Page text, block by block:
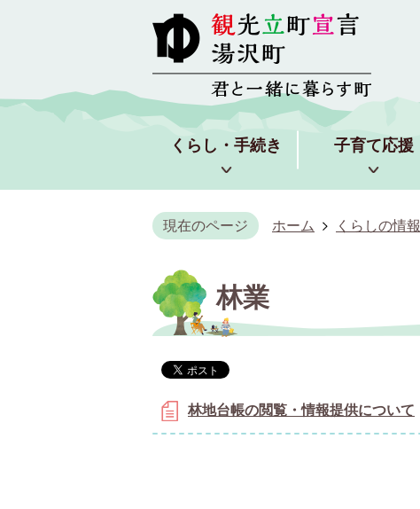
くらし・手続き 子育て応援
現在のページ ホーム くらしの情報
林業
林地台帳の閲覧・情報提供について